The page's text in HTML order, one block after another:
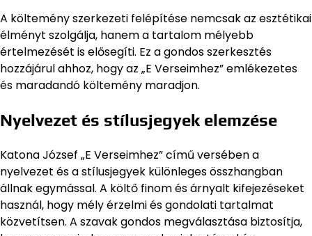
A költemény szerkezeti felépítése nemcsak az esztétikai
élményt szolgálja, hanem a tartalom mélyebb
értelmezését is elősegíti. Ez a gondos szerkesztés
hozzájárul ahhoz, hogy az „E Verseimhez” emlékezetes
és maradandó költemény maradjon.
Nyelvezet és stílusjegyek elemzése
Katona József „E Verseimhez” című versében a
nyelvezet és a stílusjegyek különleges összhangban
állnak egymással. A költő finom és árnyalt kifejezéseket
használ, hogy mély érzelmi és gondolati tartalmat
közvetítsen. A szavak gondos megválasztása biztosítja,